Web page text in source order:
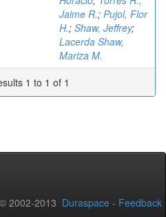
Jaime R.; Pujol, Flor
H.; Shaw, Jeffrey;
Lacerda Shaw,
Mariza M.
1 to 1 of 1
2002-2013 Duraspace - Feedback